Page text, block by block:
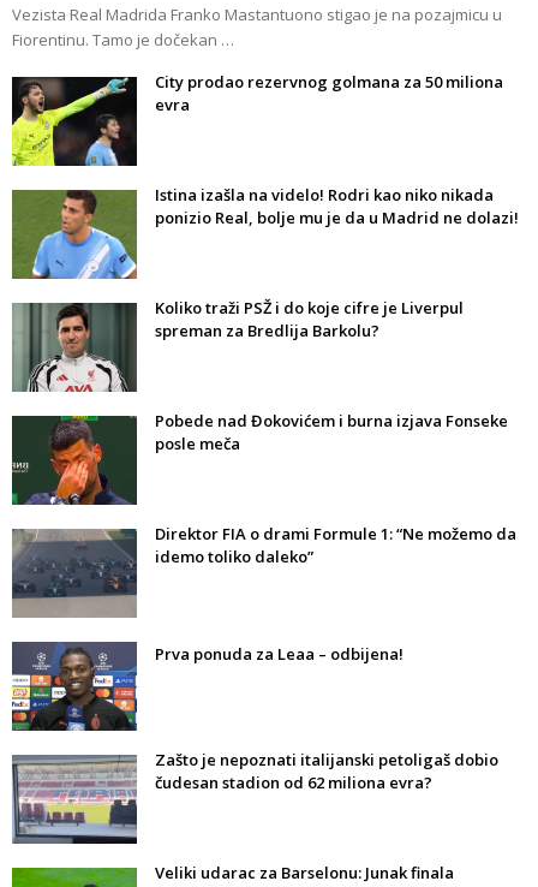
Vezista Real Madrida Franko Mastantuono stigao je na pozajmicu u
Fiorentinu. Tamo je dočekan …
City prodao rezervnog golmana za 50 miliona
evra
Istina izašla na videlo! Rodri kao niko nikada
ponizio Real, bolje mu je da u Madrid ne dolazi!
Koliko traži PSŽ i do koje cifre je Liverpul
spreman za Bredlija Barkolu?
Pobede nad Đokovićem i burna izjava Fonseke
posle meča
Direktor FIA o drami Formule 1: “Ne možemo da
idemo toliko daleko”
Prva ponuda za Leaa – odbijena!
Zašto je nepoznati italijanski petoligaš dobio
čudesan stadion od 62 miliona evra?
Veliki udarac za Barselonu: Junak finala